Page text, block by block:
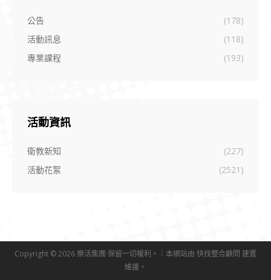
公告
(178)
活動訊息
(118)
專業課程
(193)
活動資訊
衛教新知
(227)
活動花絮
(2521)
Copyright © 2026 樂活集團 保留一切權利。｜本網站由 快找整合顧問 建置
維護。